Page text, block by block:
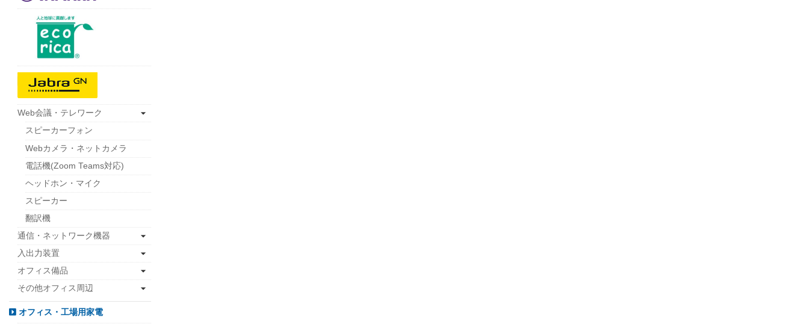
Web会議・テレワーク
スピーカーフォン
Webカメラ・ネットカメラ
電話機(Zoom Teams対応)
ヘッドホン・マイク
スピーカー
翻訳機
通信・ネットワーク機器
入出力装置
オフィス備品
その他オフィス周辺
オフィス・工場用家電